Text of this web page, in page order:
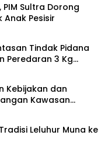
Sultra Dorong
Pesisir
Tindak Pidana
Peredaran 3 Kg
Kebijakan dan
Kawasan
Leluhur Muna ke